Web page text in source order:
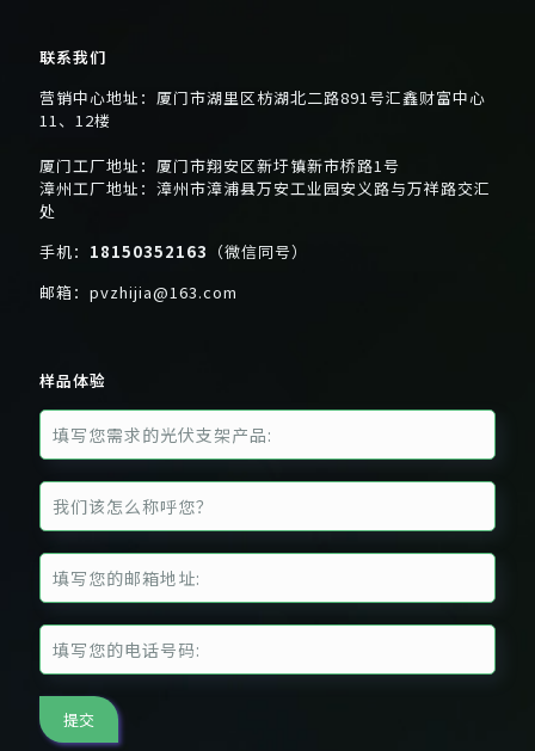
联系我们
营销中心地址：厦门市湖里区枋湖北二路891号汇鑫财富中心
11、12楼
厦门工厂地址：厦门市翔安区新圩镇新市桥路1号
漳州工厂地址：漳州市漳浦县万安工业园安义路与万祥路交汇
处
手机： 18150352163 （微信同号）
邮箱： pvzhijia@163.com
样品体验